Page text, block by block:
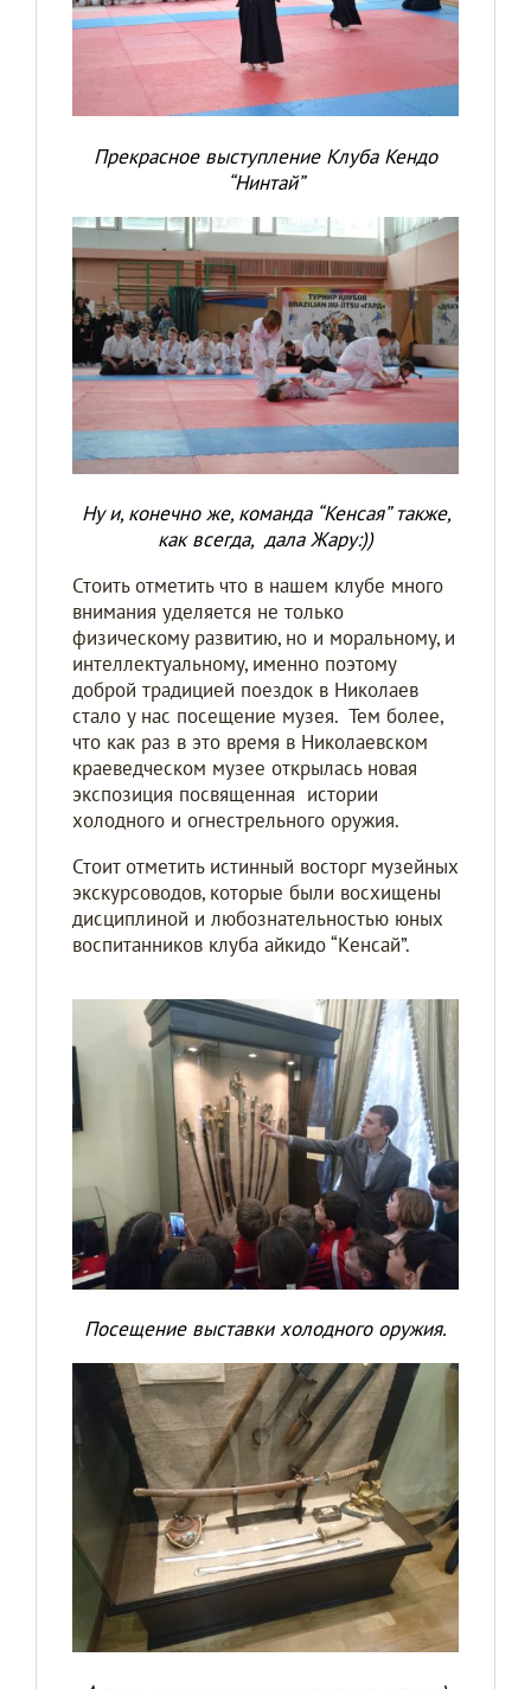
Прекрасное выступление Клуба Кендо
“Нинтай”
Ну и, конечно же, команда “Кенсая” также,
как всегда, дала Жару:))
Стоить отметить что в нашем клубе много
внимания уделяется не только
физическому развитию, но и моральному, и
интеллектуальному, именно поэтому
доброй традицией поездок в Николаев
стало у нас посещение музея. Тем более,
что как раз в это время в Николаевском
краеведческом музее открылась новая
экспозиция посвященная истории
холодного и огнестрельного оружия.
Стоит отметить истинный восторг музейных
экскурсоводов, которые были восхищены
дисциплиной и любознательностью юных
воспитанников клуба айкидо “Kенсай”.
Посещение выставки холодного оружия.